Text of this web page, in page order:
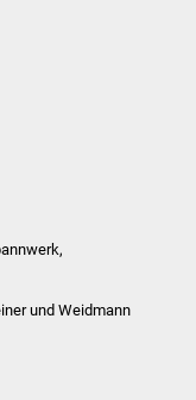
und Weidmann